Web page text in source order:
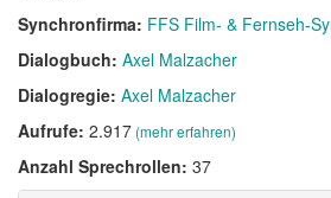
Synchronfirma: FFS Film- & Fernseh-
Dialogbuch: Axel Malzacher
Dialogregie: Axel Malzacher
Aufrufe: 2.917(mehr erfahren)
Anzahl Sprechrollen: 37